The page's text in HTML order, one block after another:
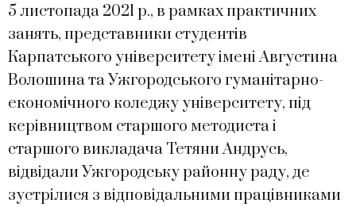
5 листопада 2021 р., в рамках практичних
занять, представники студентів
Карпатського університету імені Августина
Волошина та Ужгородського гуманітарно-
економічного коледжу університету, під
керівництвом старшого методиста і
старшого викладача Тетяни Андрусь,
відвідали Ужгородську районну раду, де
зустрілися з відповідальними працівниками